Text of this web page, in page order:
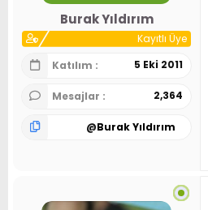
Burak Yıldırım
Kayıtlı Üye
Katılım
5 Eki 2011
Mesajlar 2,364
@Burak Yıldırım